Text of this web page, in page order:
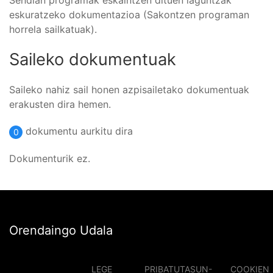
eskuratzeko dokumentazioa (Sakontzen programan
horrela sailkatuak).
Saileko dokumentuak
Saileko nahiz sail honen azpisailetako dokumentuak
erakusten dira hemen.
0 dokumentu aurkitu dira
Dokumenturik ez.
Orendaingo Udala
LEGE PRIBATUTASUN- COOKIEN